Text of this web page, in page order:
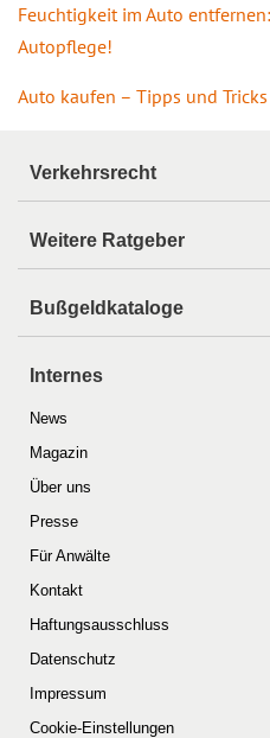
Feuchtigkeit im Auto
Autopflege!
Auto kaufen – Tipps und
Verkehrsrecht
Weitere Ratgeber
Bußgeldkataloge
Internes
News
Magazin
Über uns
Presse
Für Anwälte
Kontakt
Haftungsausschluss
Datenschutz
Impressum
Cookie-Einstellungen